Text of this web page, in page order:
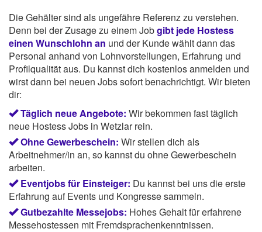
Die Gehälter sind als ungefähre Referenz zu verstehen.
Denn bei der Zusage zu einem Jobgibt jede Hostess
einen Wunschlohn an und der Kunde wählt dann das
Personal anhand von Lohnvorstellungen, Erfahrung und
Profilqualität aus. Du kannst dich kostenlos anmelden und
wirst dann bei neuen Jobs sofort benachrichtigt. Wir bieten
dir:
Täglich neue Angebote: Wir bekommen fast täglich
neue Hostess Jobs in Wetzlar rein.
Ohne Gewerbeschein: Wir stellen dich als
Arbeitnehmer/in an, so kannst du ohne Gewerbeschein
arbeiten.
Eventjobs für Einsteiger: Du kannst bei uns die erste
Erfahrung auf Events und Kongresse sammeln.
Gutbezahlte Messejobs: Hohes Gehalt für erfahrene
Messehostessen mit Fremdsprachenkenntnissen.